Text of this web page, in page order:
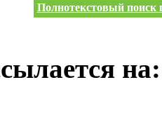
Полнотекстовый поиск
на: